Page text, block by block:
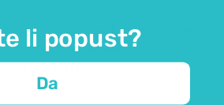
propolisa koji je poznat i
za popravak košnica. Propolis je
po strukturi je sličan smoli.
li popust?
Da